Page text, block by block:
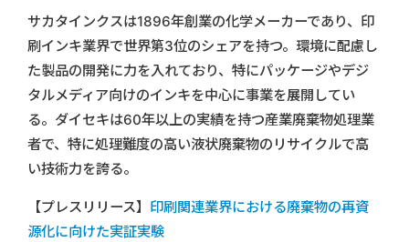
サカタインクスは1896年創業の化学メーカーであり、印
刷インキ業界で世界第3位のシェアを持つ。環境に配慮し
た製品の開発に力を入れており、特にパッケージやデジ
タルメディア向けのインキを中心に事業を展開してい
る。ダイセキは60年以上の実績を持つ産業廃棄物処理業
者で、特に処理難度の高い液状廃棄物のリサイクルで高
い技術力を誇る。
【プレスリリース】 印刷関連業界における廃棄物の再資
源化に向けた実証実験